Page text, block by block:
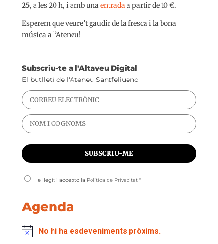
25, a les 20 h, i amb una entradaa partir de 10 €.
Esperem que veure’t gaudir de la fresca i la bona
música a l’Ateneu!
Subscriu-te a l'Altaveu Digital
El butlletí de l'Ateneu Santfeliuenc
He llegit i accepto la Política de Privacitat*
Agenda
No hi ha esdeveniments pròxims.